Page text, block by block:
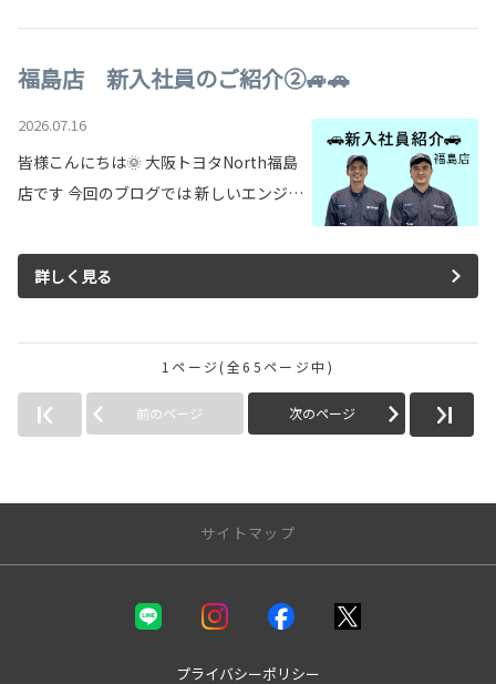
福島店 新入社員のご紹介②🚙🚗
2026.07.16
皆様こんにちは🌞 大阪トヨタNorth福島
店です 今回のブログでは 新しいエンジ…
詳しく見る
1ページ(全65ページ中)
前のページ 次のページ
サイトマップ
プライバシーポリシー